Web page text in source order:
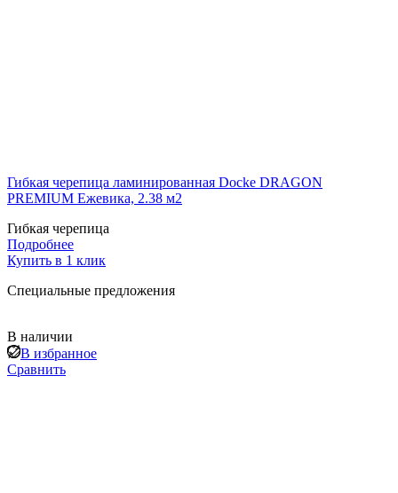
Гибкая черепица ламинированная Docke DRAGON
PREMIUM Ежевика, 2.38 м2
Гибкая черепица
Подробнее
Купить в 1 клик
Специальные предложения
В наличии
В избранное
Сравнить